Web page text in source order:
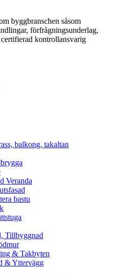
byggbranschen såsom
förfrågningsunderlag,
kontrollansvarig
balkong, takaltan
Veranda
bastu
Tillbyggnad
& Takbyten
& Yttervägg